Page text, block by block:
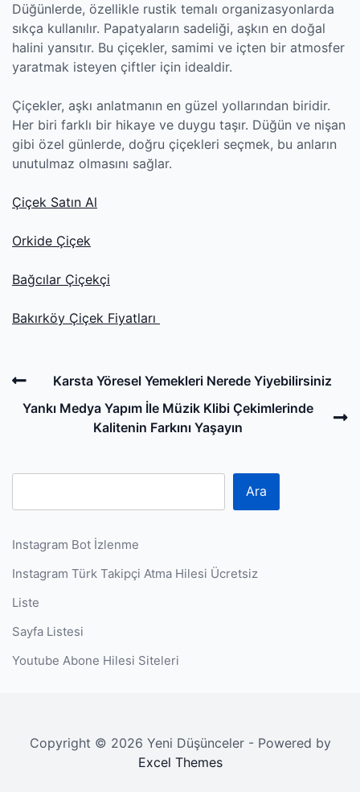
Düğünlerde, özellikle rustik temalı organizasyonlarda
sıkça kullanılır. Papatyaların sadeliği, aşkın en doğal
halini yansıtır. Bu çiçekler, samimi ve içten bir atmosfer
yaratmak isteyen çiftler için idealdir.
Çiçekler, aşkı anlatmanın en güzel yollarından biridir.
Her biri farklı bir hikaye ve duygu taşır. Düğün ve nişan
gibi özel günlerde, doğru çiçekleri seçmek, bu anların
unutulmaz olmasını sağlar.
Çiçek Satın Al
Orkide Çiçek
Bağcılar Çiçekçi
Bakırköy Çiçek Fiyatları
Post
navigation
Previous
Post
Karsta Yöresel Yemekleri Nerede Yiyebilirsiniz
Yankı Medya Yapım İle Müzik Klibi Çekimlerinde
Kalitenin Farkını Yaşayın
Ara
Instagram Bot İzlenme
Instagram Türk Takipçi Atma Hilesi Ücretsiz
Liste
Sayfa Listesi
Youtube Abone Hilesi Siteleri
Copyright © 2026 Yeni Düşünceler - Powered by
Excel Themes